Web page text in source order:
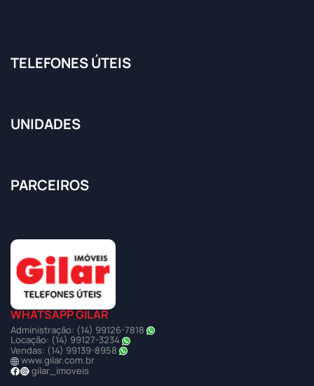
TELEFONES ÚTEIS
UNIDADES
PARCEIROS
WHATSAPP GILAR
Administração: (14) 99126-7818
Locação: (14) 99127-3234
Vendas: (14) 99139-8958
www.gilar.com.br
gilar_imoveis